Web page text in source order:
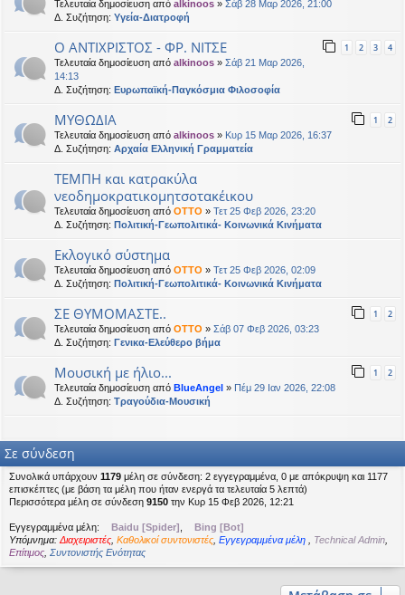
Τελευταία δημοσίευση από alkinoos » Σάβ 28 Μαρ 2026, 21:00
Δ. Συζήτηση: Υγεία-Διατροφή
Ο ΑΝΤΙΧΡΙΣΤΟΣ - ΦΡ. ΝΙΤΣΕ 1 2 3 4
Τελευταία δημοσίευση από alkinoos » Σάβ 21 Μαρ 2026,
14:13
Δ. Συζήτηση: Ευρωπαϊκή-Παγκόσμια Φιλοσοφία
ΜΥΘΩΔΙΑ 1 2
Τελευταία δημοσίευση από alkinoos » Κυρ 15 Μαρ 2026, 16:37
Δ. Συζήτηση: Αρχαία Ελληνική Γραμματεία
ΤΕΜΠΗ και κατρακύλα
νεοδημοκρατικομητσοτακέικου
Τελευταία δημοσίευση από OTTO » Τετ 25 Φεβ 2026, 23:20
Δ. Συζήτηση: Πολιτική-Γεωπολιτικά- Κοινωνικά Κινήματα
Εκλογικό σύστημα
Τελευταία δημοσίευση από OTTO » Τετ 25 Φεβ 2026, 02:09
Δ. Συζήτηση: Πολιτική-Γεωπολιτικά- Κοινωνικά Κινήματα
ΣΕ ΘΥΜΟΜΑΣΤΕ.. 1 2
Τελευταία δημοσίευση από OTTO » Σάβ 07 Φεβ 2026, 03:23
Δ. Συζήτηση: Γενικα-Ελεύθερο βήμα
Μουσική με ήλιο... 1 2
Τελευταία δημοσίευση από BlueAngel » Πέμ 29 Ιαν 2026, 22:08
Δ. Συζήτηση: Τραγούδια-Μουσική
Σε σύνδεση
Συνολικά υπάρχουν 1179 μέλη σε σύνδεση: 2 εγγεγραμμένα, 0 με απόκρυψη και 1177
επισκέπτες (με βάση τα μέλη που ήταν ενεργά τα τελευταία 5 λεπτά)
Περισσότερα μέλη σε σύνδεση 9150 την Κυρ 15 Φεβ 2026, 12:21
Εγγεγραμμένα μέλη: Baidu [Spider]
Bing [Bot]
Υπόμνημα: Διαχειριστές Καθολικοί συντονιστές Εγγεγραμμένα μέλη Technical Admin
Επίτιμος Συντονιστής Ενότητας